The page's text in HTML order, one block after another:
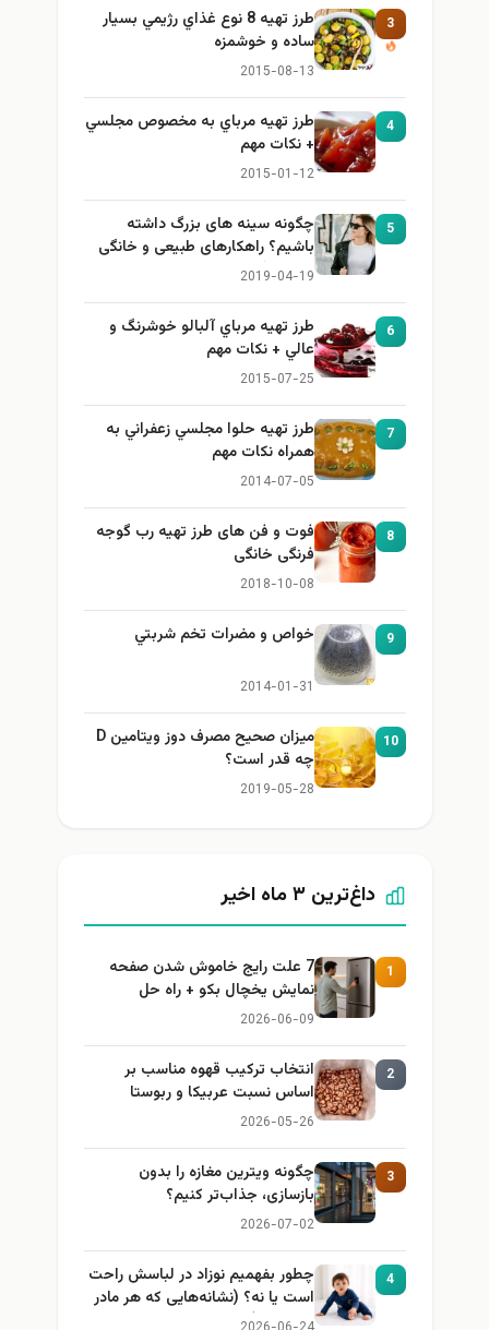
3
طرز تهيه 8 نوع غذاي رژيمي بسيار
ساده و خوشمزه
2015-08-13
4
طرز تهيه مرباي به مخصوص مجلسي
+ نكات مهم
2015-01-12
5
چگونه سینه های بزرگ داشته
باشیم؟ راهکارهای طبیعی و خانگی
برای بزرگ کردن سینه
2019-04-19
6
طرز تهيه مرباي آلبالو خوشرنگ و
عالي + نكات مهم
2015-07-25
7
طرز تهيه حلوا مجلسي زعفراني به
همراه نكات مهم
2014-07-05
8
فوت و فن های طرز تهیه رب گوجه
فرنگی خانگی
2018-10-08
9 خواص و مضرات تخم شربتي
2014-01-31
10
میزان صحیح مصرف دوز ویتامین D
چه قدر است؟
2019-05-28
داغ‌ترین ۳ ماه اخیر
1
7 علت رایج خاموش شدن صفحه
نمایش یخچال بکو + راه حل
2026-06-09
2
انتخاب ترکیب قهوه مناسب بر
اساس نسبت عربیکا و ربوستا
2026-05-26
3
چگونه ویترین مغازه را بدون
بازسازی، جذاب‌تر کنیم؟
2026-07-02
4
چطور بفهمیم نوزاد در لباسش راحت
است یا نه؟ (نشانه‌هایی که هر مادر
باید بداند)